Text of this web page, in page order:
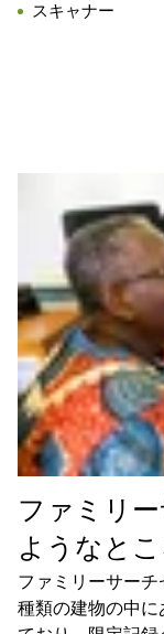
スキャナー
ファミリ
ようなとこ
ファミリーサー
種類の建物の中